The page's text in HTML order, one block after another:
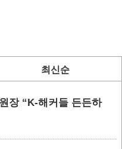
최신순
장 “K-해커들 든든하